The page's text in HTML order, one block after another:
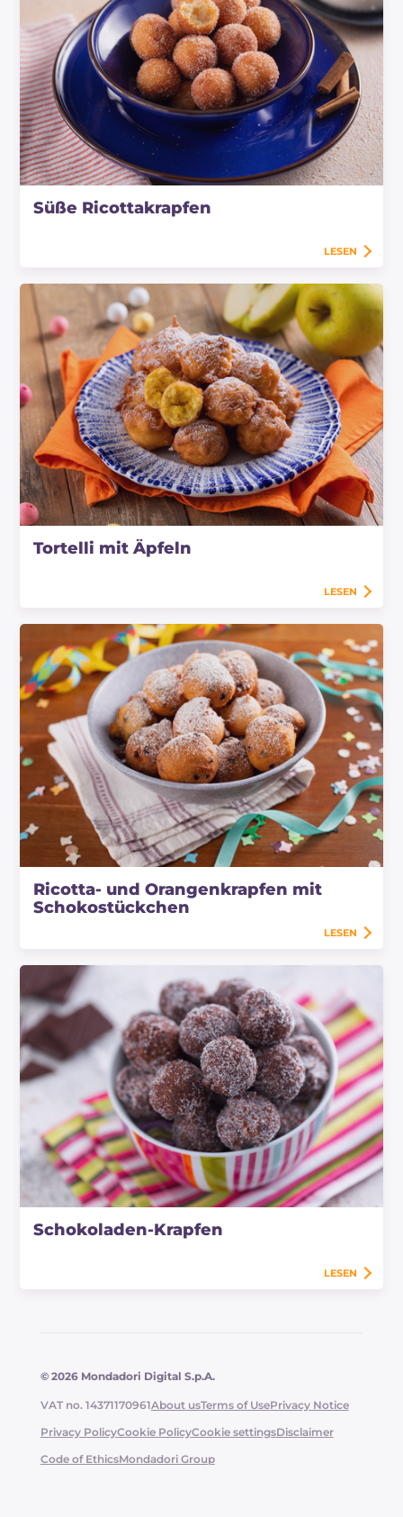
Süße Ricottakrapfen
LESEN
Tortelli mit Äpfeln
LESEN
Ricotta- und Orangenkrapfen mit
Schokostückchen
LESEN
Schokoladen-Krapfen
LESEN
© 2026 Mondadori Digital S.p.A.
VAT no. 14371170961About usTerms of UsePrivacy Notice
Privacy PolicyCookie PolicyCookie settingsDisclaimer
Code of EthicsMondadori Group